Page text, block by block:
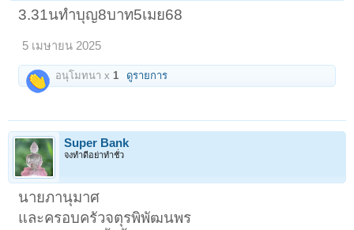
3.31นทำบุญ8บาท5เมย68
5 เมษายน 2025
อนุโมทนา x 1 ดูรายการ
Super Bank
จงทำดีอย่าทำชั่ว
นายภานุมาศ
และครอบครัวจตุรพิพัฒนพร